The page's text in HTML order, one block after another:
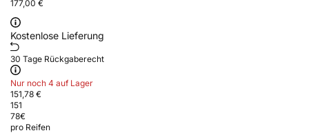
177,00 €
Kostenlose Lieferung
30 Tage Rückgaberecht
Nur noch 4 auf Lager
151,78 €
151
78€
pro Reifen